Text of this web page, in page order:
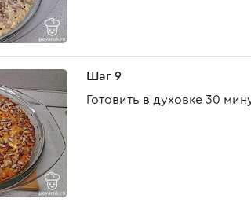
Шаг 9
Готовить в духовке 30